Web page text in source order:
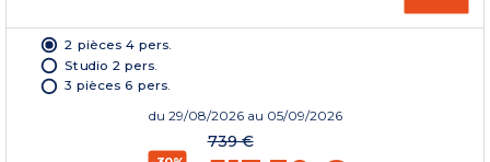
2 pièces 4 pers.
Studio 2 pers.
3 pièces 6 pers.
du 29/08/2026 au 05/09/2026
739 €